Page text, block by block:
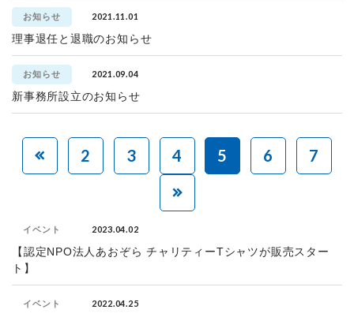
お知らせ 2021.11.01
理事退任と退職のお知らせ
お知らせ 2021.09.04
新事務所設立のお知らせ
2 3 4 5 6 7
イベント 2023.04.02
【認定NPO法人あおぞら チャリティーTシャツが販売スター
ト】
イベント 2022.04.25